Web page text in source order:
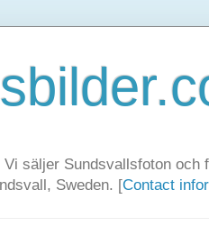
säljer Sundsvallsfoton
Sweden. [Contact